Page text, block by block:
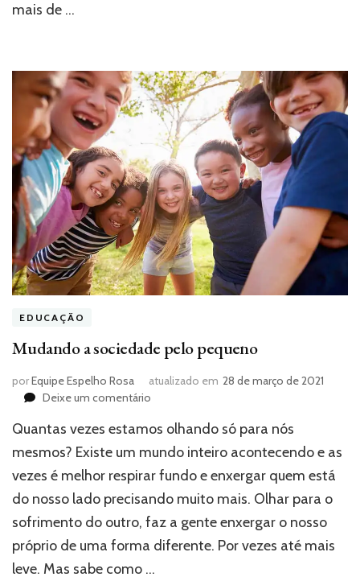
mais de …
EDUCAÇÃO
Mudando a sociedade pelo pequeno
porEquipe Espelho Rosa atualizado em 28 de março de 2021
Deixe um comentário
a
sociedade
pequeno
Quantas vezes estamos olhando só para nós
mesmos? Existe um mundo inteiro acontecendo e as
vezes é melhor respirar fundo e enxergar quem está
do nosso lado precisando muito mais. Olhar para o
sofrimento do outro, faz a gente enxergar o nosso
próprio de uma forma diferente. Por vezes até mais
leve. Mas sabe como …